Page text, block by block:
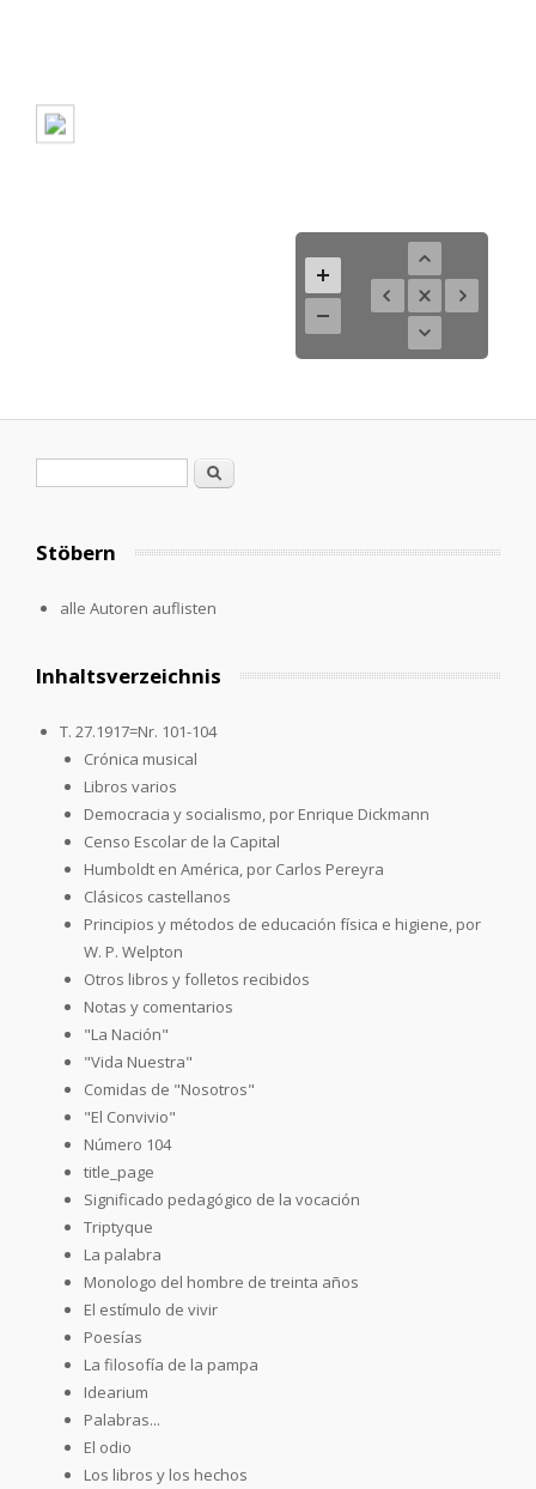
Search
Stöbern
alle Autoren auflisten
Inhaltsverzeichnis
T. 27.1917=Nr. 101-104
Crónica musical
Libros varios
Democracia y socialismo, por Enrique Dickmann
Censo Escolar de la Capital
Humboldt en América, por Carlos Pereyra
Clásicos castellanos
Principios y métodos de educación física e higiene, por
W. P. Welpton
Otros libros y folletos recibidos
Notas y comentarios
"La Nación"
"Vida Nuestra"
Comidas de "Nosotros"
"El Convivio"
Número 104
title_page
Significado pedagógico de la vocación
Triptyque
La palabra
Monologo del hombre de treinta años
El estímulo de vivir
Poesías
La filosofía de la pampa
Idearium
Palabras...
El odio
Los libros y los hechos